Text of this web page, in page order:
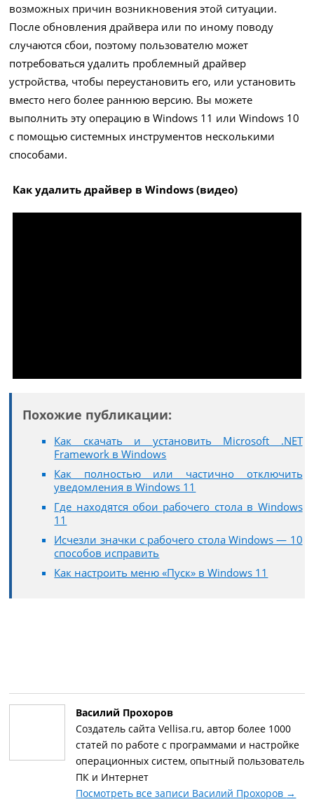
возможных причин возникновения этой ситуации.
После обновления драйвера или по иному поводу
случаются сбои, поэтому пользователю может
потребоваться удалить проблемный драйвер
устройства, чтобы переустановить его, или установить
вместо него более раннюю версию. Вы можете
выполнить эту операцию в Windows 11 или Windows 10
с помощью системных инструментов несколькими
способами.
Как удалить драйвер в Windows (видео)
Похожие публикации:
Как скачать и установить Microsoft .NET
Framework в Windows
Как полностью или частично отключить
уведомления в Windows 11
Где находятся обои рабочего стола в Windows
11
Исчезли значки с рабочего стола Windows — 10
способов исправить
Как настроить меню «Пуск» в Windows 11
Василий Прохоров
Создатель сайта Vellisa.ru, автор более 1000
статей по работе с программами и настройке
операционных систем, опытный пользователь
ПК и Интернет
Посмотреть все записи Василий Прохоров →